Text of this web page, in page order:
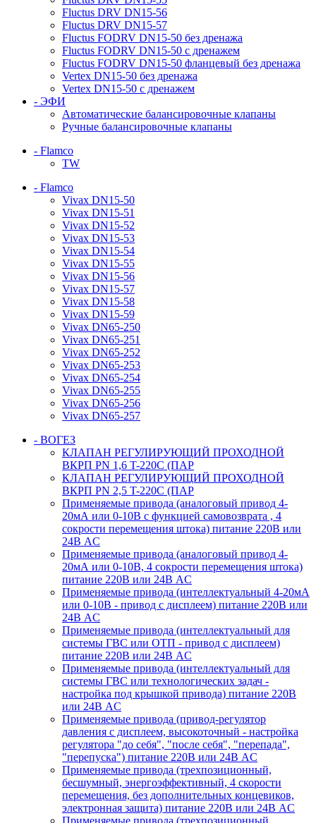
Fluctus DRV DN15-56
Fluctus DRV DN15-57
Fluctus FODRV DN15-50 без дренажа
Fluctus FODRV DN15-50 с дренажем
Fluctus FODRV DN15-50 фланцевый без дренажа
Vertex DN15-50 без дренажа
Vertex DN15-50 с дренажем
- ЭФИ
Автоматические балансировочные клапаны
Ручные балансировочные клапаны
- Flamco
TW
- Flamco
Vivax DN15-50
Vivax DN15-51
Vivax DN15-52
Vivax DN15-53
Vivax DN15-54
Vivax DN15-55
Vivax DN15-56
Vivax DN15-57
Vivax DN15-58
Vivax DN15-59
Vivax DN65-250
Vivax DN65-251
Vivax DN65-252
Vivax DN65-253
Vivax DN65-254
Vivax DN65-255
Vivax DN65-256
Vivax DN65-257
- ВОГЕЗ
КЛАПАН РЕГУЛИРУЮЩИЙ ПРОХОДНОЙ
ВКРП PN 1,6 T-220C (ПАР
КЛАПАН РЕГУЛИРУЮЩИЙ ПРОХОДНОЙ
ВКРП PN 2,5 T-220C (ПАР
Применяемые привода (аналоговый привод 4-
20мА или 0-10В с функцией самовозврата , 4
сокрости перемещения штока) питание 220В или
24В AC
Применяемые привода (аналоговый привод 4-
20мА или 0-10В, 4 сокрости перемещения штока)
питание 220В или 24В AC
Применяемые привода (интеллектуальный 4-20мА
или 0-10В - привод с дисплеем) питание 220В или
24В AC
Применяемые привода (интеллектуальный для
системы ГВС или ОТП - привод с дисплеем)
питание 220В или 24В AC
Применяемые привода (интеллектуальный для
системы ГВС или технологических задач -
настройка под крышкой привода) питание 220В
или 24В AC
Применяемые привода (привод-регулятор
давления с дисплеем, высокоточный - настройка
регулятора "до себя", "после себя", "перепада",
"перепуска") питание 220В или 24В AC
Применяемые привода (трехпозиционный,
бесшумный, энергоэффективный, 4 скорости
перемещения, без дополнительных концевиков,
электронная защита) питание 220В или 24В AC
Применяемые привода (трехпозиционный,